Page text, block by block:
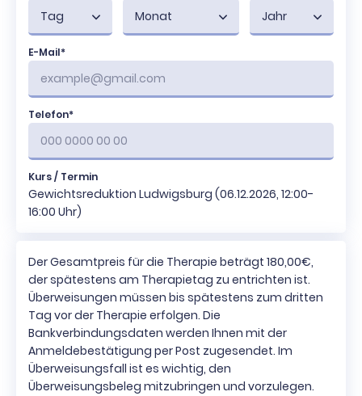
Tag Monat Jahr
E-Mail*
Telefon*
Kurs / Termin
Gewichtsreduktion Ludwigsburg (06.12.2026, 12:00-
16:00 Uhr)
Der Gesamtpreis für die Therapie beträgt 180,00€,
der spätestens am Therapietag zu entrichten ist.
Überweisungen müssen bis spätestens zum dritten
Tag vor der Therapie erfolgen. Die
Bankverbindungsdaten werden Ihnen mit der
Anmeldebestätigung per Post zugesendet. Im
Überweisungsfall ist es wichtig, den
Überweisungsbeleg mitzubringen und vorzulegen.